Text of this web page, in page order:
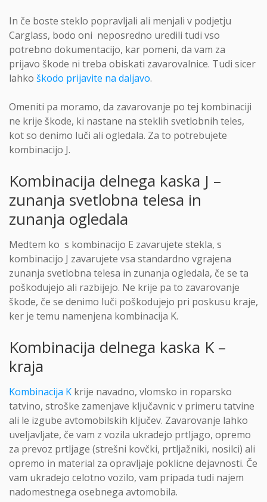
In če boste steklo popravljali ali menjali v podjetju
Carglass, bodo oni neposredno uredili tudi vso
potrebno dokumentacijo, kar pomeni, da vam za
prijavo škode ni treba obiskati zavarovalnice. Tudi sicer
lahko škodo prijavite na daljavo.
Omeniti pa moramo, da zavarovanje po tej kombinaciji
ne krije škode, ki nastane na steklih svetlobnih teles,
kot so denimo luči ali ogledala. Za to potrebujete
kombinacijo J.
Kombinacija delnega kaska J –
zunanja svetlobna telesa in
zunanja ogledala
Medtem ko s kombinacijo E zavarujete stekla, s
kombinacijo J zavarujete vsa standardno vgrajena
zunanja svetlobna telesa in zunanja ogledala, če se ta
poškodujejo ali razbijejo. Ne krije pa to zavarovanje
škode, če se denimo luči poškodujejo pri poskusu kraje,
ker je temu namenjena kombinacija K.
Kombinacija delnega kaska K –
kraja
Kombinacija K krije navadno, vlomsko in roparsko
tatvino, stroške zamenjave ključavnic v primeru tatvine
ali le izgube avtomobilskih ključev. Zavarovanje lahko
uveljavljate, če vam z vozila ukradejo prtljago, opremo
za prevoz prtljage (strešni kovčki, prtljažniki, nosilci) ali
opremo in material za opravljaje poklicne dejavnosti. Če
vam ukradejo celotno vozilo, vam pripada tudi najem
nadomestnega osebnega avtomobila.